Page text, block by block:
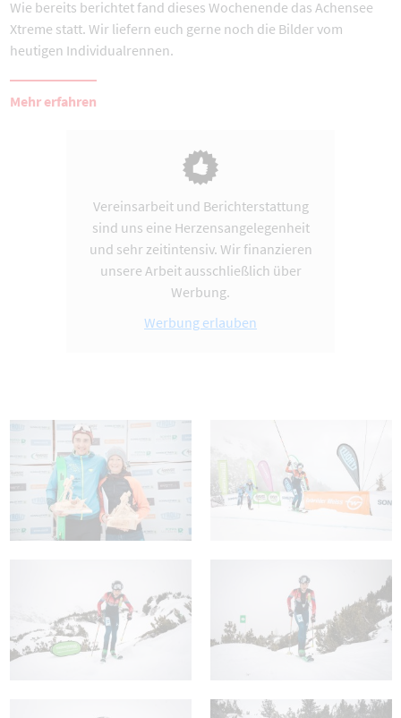
Wie bereits berichtet fand dieses Wochenende das Achensee
Xtreme statt. Wir liefern euch gerne noch die Bilder vom
heutigen Individualrennen.
Mehr erfahren
Vereinsarbeit und Berichterstattung
sind uns eine Herzensangelegenheit
und sehr zeitintensiv. Wir finanzieren
unsere Arbeit ausschließlich über
Werbung.
Werbung erlauben